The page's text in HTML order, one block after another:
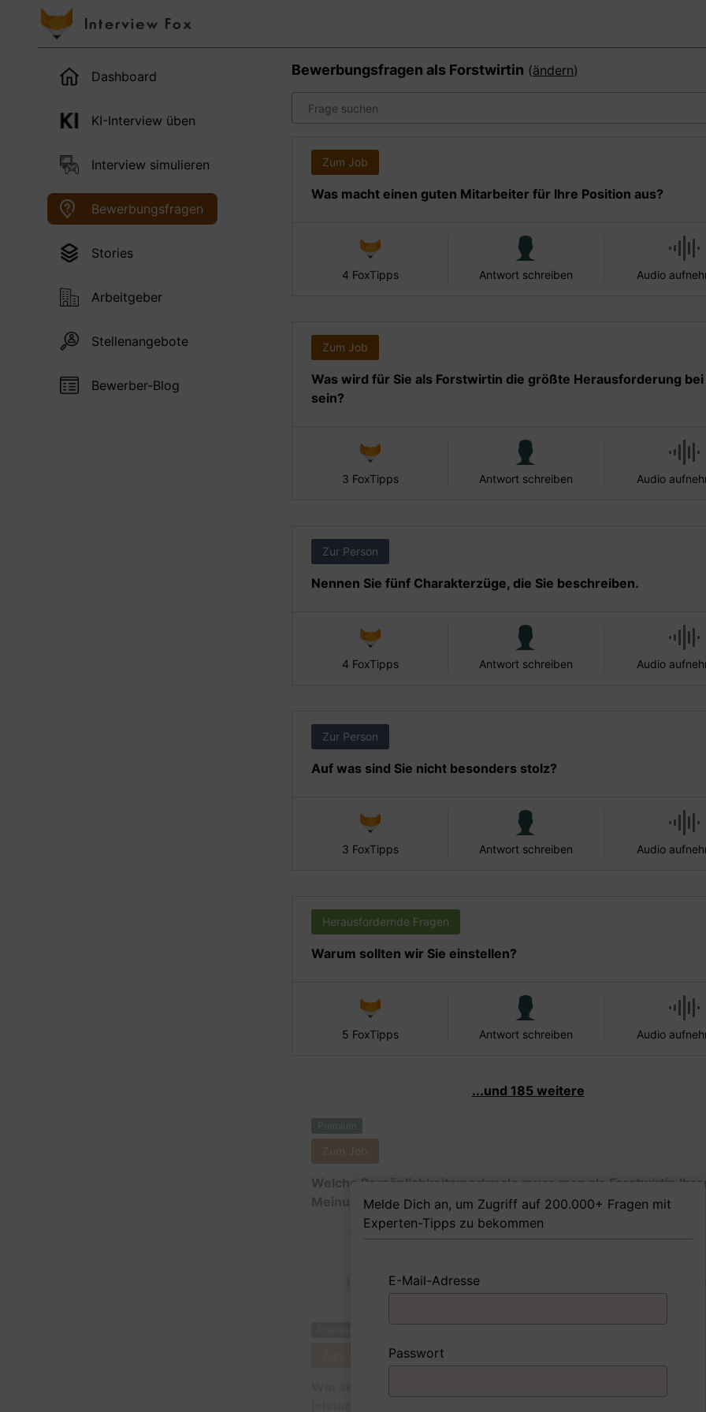
Dashboard
KI-Interview üben
Interview simulieren
Bewerbungsfragen
Stories
Arbeitgeber
Stellenangebote
Bewerber-Blog
Bewerbungsfragen als Forstwirtin (ändern)
Zum Job
Was macht einen guten Mitarbeiter für Ihre Position aus?
4 FoxTipps Antwort schreiben Audio
Zum Job
Was wird für Sie als Forstwirtin die größte Herausforderung
sein?
3 FoxTipps Antwort schreiben Audio
Zur Person
Nennen Sie fünf Charakterzüge, die Sie beschreiben.
4 FoxTipps Antwort schreiben Audio
Zur Person
Auf was sind Sie nicht besonders stolz?
3 FoxTipps Antwort schreiben Audio
Herausfordernde Fragen
Warum sollten wir Sie einstellen?
5 FoxTipps Antwort schreiben Audio
...und 185 weitere
Premium
Zum Job
Welche Persönlichkeitsmerkmale muss man als Forstwirtin
Meinung nach besitzen, um in dem Job erfolgreich zu sein?
1 FoxTipp Antwort schreiben
Melde Dich an, um Zugriff auf 200.000+ Fragen mit
Experten-Tipps zu bekommen
E-Mail-Adresse
Passwort